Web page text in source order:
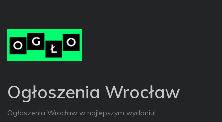
Ogłoszenia Wrocław
Ogłoszenia Wrocław w najlepszym wydaniu!